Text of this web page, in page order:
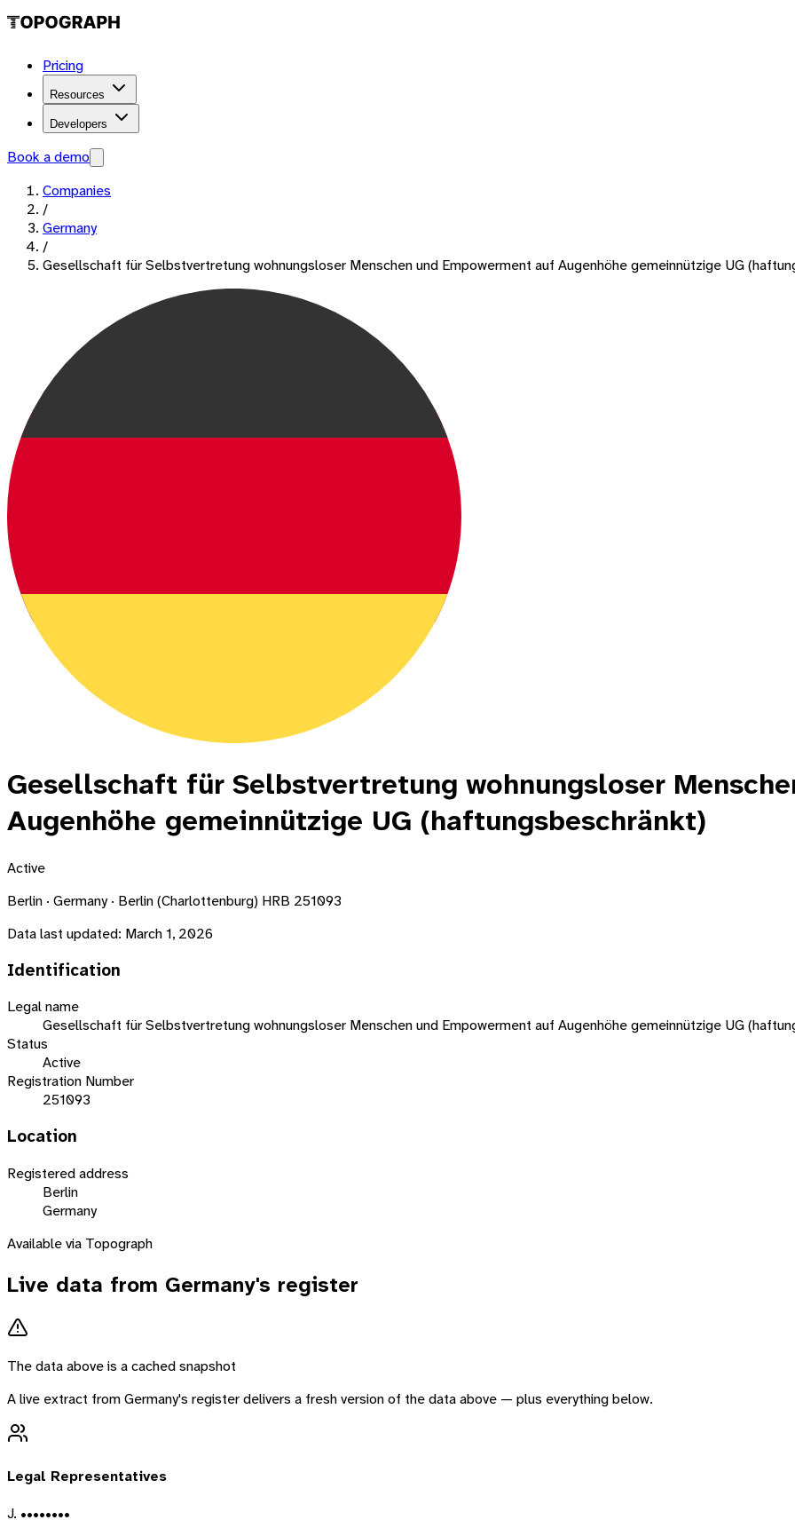
Pricing
Resources
Developers
Book a demo
Companies
/
Germany
/
Gesellschaft für Selbstvertretung wohnungsloser Menschen und Empowerment auf Augenhöhe gemeinnützige UG
Gesellschaft für Selbstvertretung wohnungsloser
Augenhöhe gemeinnützige UG (haftungsbeschränkt)
Active
Berlin · Germany · Berlin (Charlottenburg) HRB 251093
Data last updated: March 1, 2026
Identification
Legal name
Gesellschaft für Selbstvertretung wohnungsloser Menschen und Empowerment auf Augenhöhe gemeinnützige UG
Status
Active
Registration Number
251093
Location
Registered address
Berlin
Germany
Available via Topograph
Live data from Germany's register
The data above is a cached snapshot
A live extract fromGermany's register delivers a fresh version of the data above — plus everything below.
Legal Representatives
J. ••••••••